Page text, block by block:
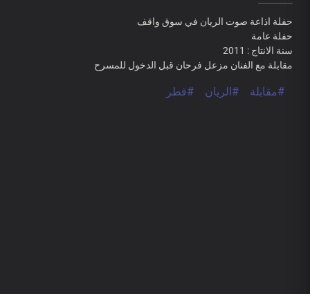
حفلة اذاعة صوت الريان في سوق واقف
حفلة عامة
سنة الانتاج : 2011
مقابلة مع الفنان مزعل فرحان قبل الدخول للمسرح
#مقابلة #الريان #قطر